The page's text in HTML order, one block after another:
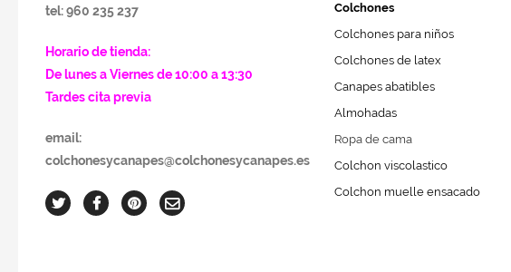
tel: 960 235 237
Horario de tienda:
De lunes a Viernes de 10:00 a 13:30
Tardes cita previa
email:
colchonesycanapes@colchonesycanapes.es
Colchones
Colchones para niños
Colchones de latex
Canapes abatibles
Almohadas
Ropa de cama
Colchon viscolastico
Colchon muelle ensacado